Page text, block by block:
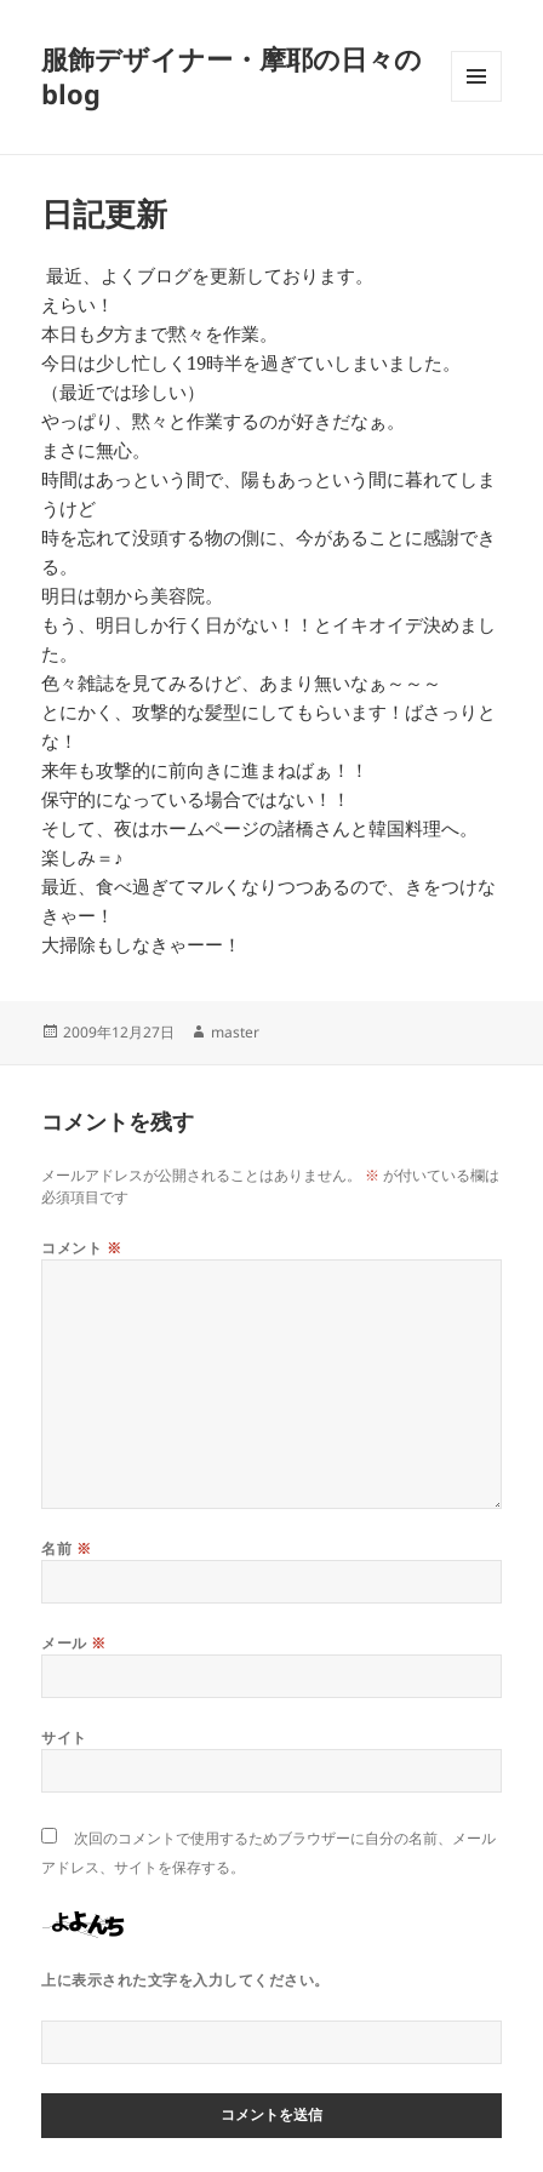
服飾デザイナー・摩耶の日々の
blog
日記更新
最近、よくブログを更新しております。
えらい！
本日も夕方まで黙々を作業。
今日は少し忙しく19時半を過ぎていしまいました。
（最近では珍しい）
やっぱり、黙々と作業するのが好きだなぁ。
まさに無心。
時間はあっという間で、陽もあっという間に暮れてしま
うけど
時を忘れて没頭する物の側に、今があることに感謝でき
る。
明日は朝から美容院。
もう、明日しか行く日がない！！とイキオイデ決めまし
た。
色々雑誌を見てみるけど、あまり無いなぁ～～～
とにかく、攻撃的な髪型にしてもらいます！ばさっりと
な！
来年も攻撃的に前向きに進まねばぁ！！
保守的になっている場合ではない！！
そして、夜はホームページの諸橋さんと韓国料理へ。
楽しみ＝♪
最近、食べ過ぎてマルくなりつつあるので、きをつけな
きゃー！
大掃除もしなきゃーー！
投
2009年12月27日
作
master
コメントを残す
メールアドレスが公開されることはありません。 ※ が付いている欄は
必須項目です
コメント ※
名前 ※
メール ※
サイト
次回のコメントで使用するためブラウザーに自分の名前、メール
アドレス、サイトを保存する。
上に表示された文字を入力してください。